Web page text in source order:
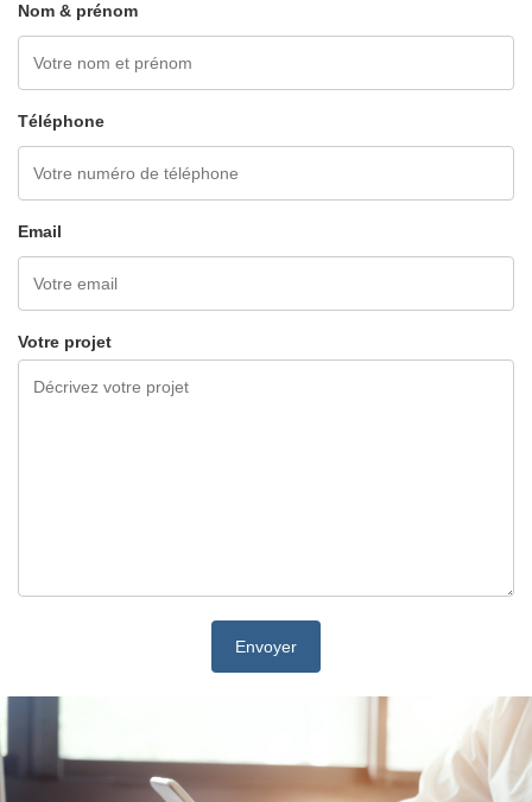
Nom & prénom
Téléphone
Email
Votre projet